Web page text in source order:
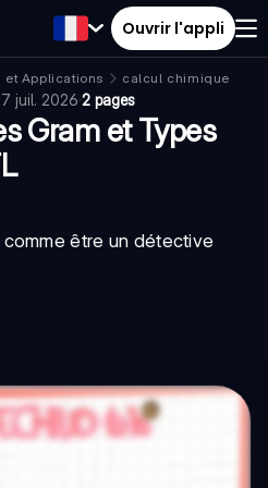
Ouvrir l'appli
Applications
calcul chimique
juil. 2026·2 pages
Gram et Types
être un détective